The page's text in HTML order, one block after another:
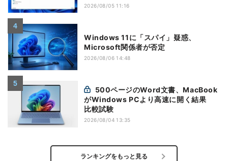
2026/08/05 11:16
Windows 11に「スパイ」疑惑、
Microsoft関係者が否定
2026/08/06 14:48
がWindows PCより高速に開く結果
比較試験
2026/08/04 13:35
ランキングをもっと見る